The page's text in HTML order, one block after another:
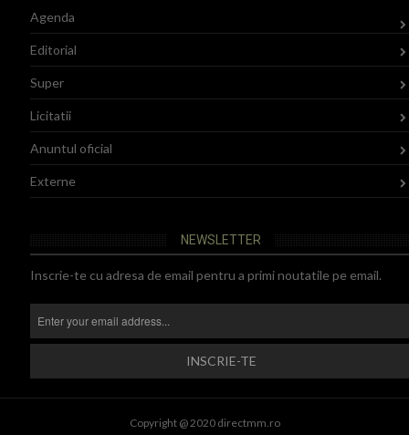
Agenda
Editorial
Super
Licitatii
Anuntul oficial
Externe
NEWSLETTER
Inscrie-te cu adresa de email pentru a primi noutatile pe email.
Copyright @ 2020 directmm.ro